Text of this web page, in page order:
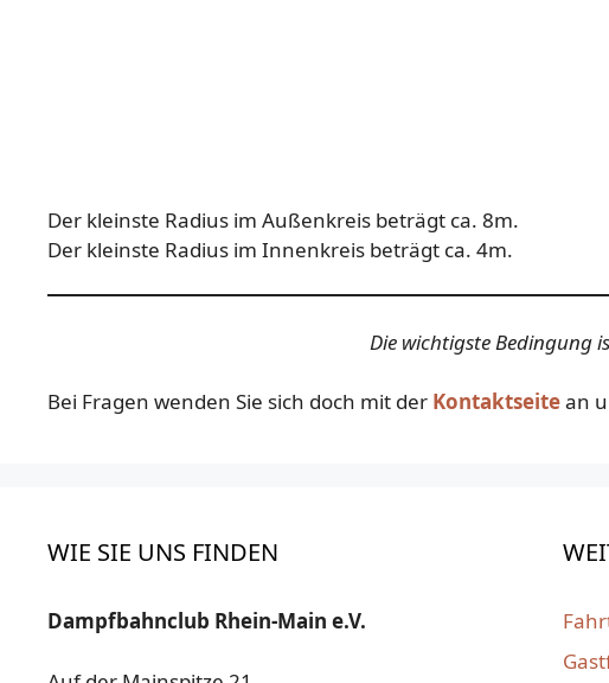
Der kleinste Radius im Außenkreis beträgt ca. 8m.
Der kleinste Radius im Innenkreis beträgt ca. 4m.
Die wichtigste Bedingung
Bei Fragen wenden Sie sich doch mit der Kontaktseitean
WIE SIE UNS FINDEN
Dampfbahnclub Rhein-Main e.V.